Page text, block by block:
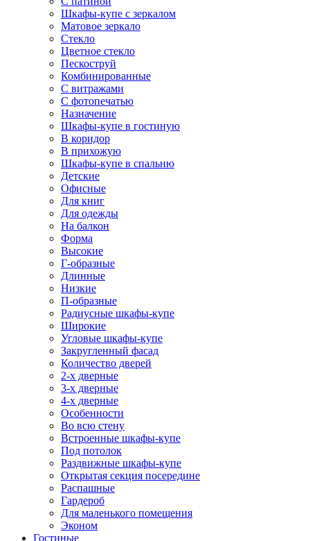
Шкафы-купе с зеркалом
Матовое зеркало
Стекло
Цветное стекло
Пескоструй
Комбинированные
С витражами
С фотопечатью
Назначение
Шкафы-купе в гостиную
В коридор
В прихожую
Шкафы-купе в спальню
Детские
Офисные
Для книг
Для одежды
На балкон
Форма
Высокие
Г-образные
Длинные
Низкие
П-образные
Радиусные шкафы-купе
Широкие
Угловые шкафы-купе
Закругленный фасад
Количество дверей
2-х дверные
3-х дверные
4-х дверные
Особенности
Во всю стену
Встроенные шкафы-купе
Под потолок
Раздвижные шкафы-купе
Открытая секция посередине
Распашные
Гардероб
Для маленького помещения
Эконом
Гостиные